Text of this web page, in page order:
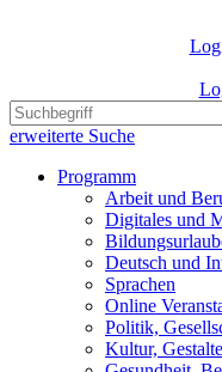
erweiterte Suche
Programm
Arbeit und
Digitales und
Deutsch und
Sprachen
Online
Politik,
Kultur,